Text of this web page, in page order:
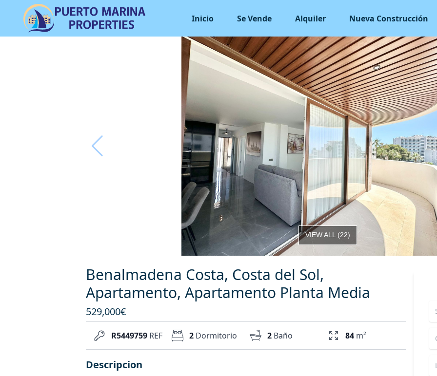
Inicio Se Vende Alquiler Nueva Construcción
VIEW ALL(22)
Benalmadena Costa, Costa del Sol,
Apartamento, Apartamento Planta Media
529,000€
R5449759 REF 2 Dormitorio 2 Baño 84 m²
Descripcion